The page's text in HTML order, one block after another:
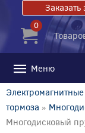
Заказать
0
Меню
тормоза »
Многодисковый